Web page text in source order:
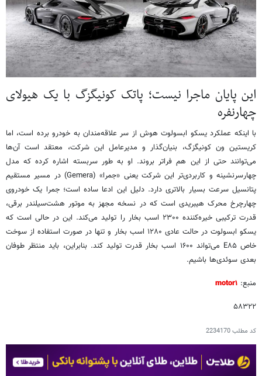
این پایان ماجرا نیست؛ پاتک کونیگزگ با یک هیولای
چهارنفره
با اینکه عملکرد یسکو ابسولوت هوش از سر علاقه‌مندان به خودرو برده است، اما
کریستین ون کونیگزگ، بنیان‌گذار و مدیرعامل این شرکت، معتقد است آن‌ها
می‌توانند حتی از این هم فراتر بروند. او به طور سربسته اشاره کرده که مدل
چهارسرنشینه و کاربردی‌تر این شرکت یعنی «جمرا» (Gemera) در مسیر مستقیم
پتانسیل سرعت بسیار بالاتری دارد. دلیل این ادعا ساده است؛ جمرا یک خودروی
چهارچرخ محرک هیبریدی است که در نسخه مجهز به موتور هشت‌سیلندر برقی،
قدرت ترکیبی خیره‌کننده ۲۳۰۰ اسب بخار را تولید می‌کند. این در حالی است که
یسکو ابسولوت در حالت عادی ۱۲۸۰ اسب بخار و تنها در صورت استفاده از سوخت
خاص E۸۵ می‌تواند ۱۶۰۰ اسب بخار قدرت تولید کند. بنابراین، باید منتظر طوفان
بعدی سوئدی‌ها باشیم.
منبع: motor۱
۵۸۳۲۲
کد مطلب2234170